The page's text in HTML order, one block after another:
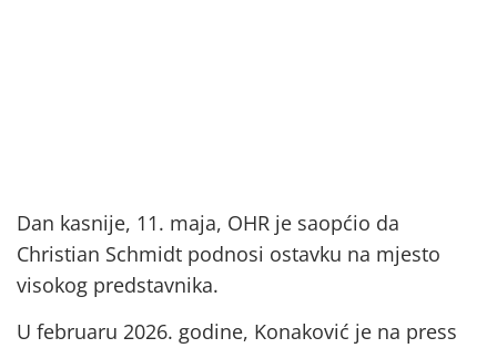
Dan kasnije, 11. maja, OHR je saopćio da
Christian Schmidt podnosi ostavku na mjesto
visokog predstavnika.
U februaru 2026. godine, Konaković je na press